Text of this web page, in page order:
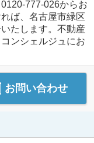
777-026からお
ば、名古屋市緑区
たします。不動産
ンシェルジュにお
お問い合わせ